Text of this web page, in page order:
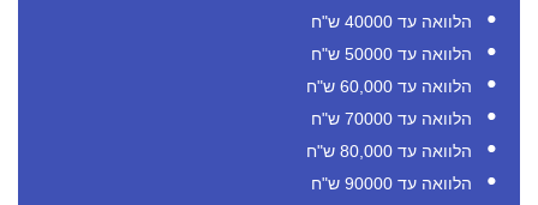
הלוואה עד 40000 ש"ח
הלוואה עד 50000 ש"ח
הלוואה עד 60,000 ש"ח
הלוואה עד 70000 ש"ח
הלוואה עד 80,000 ש"ח
הלוואה עד 90000 ש"ח